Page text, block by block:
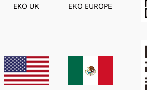
EKO UK EKO EUROPE